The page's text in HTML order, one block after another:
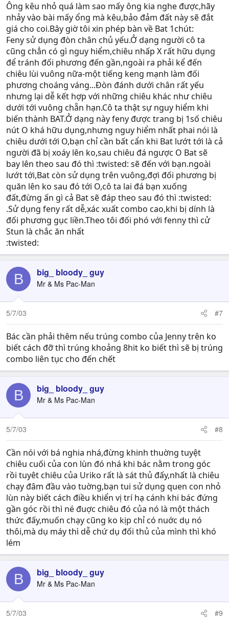
Ông kêu nhỏ quá làm sao mấy ông kia nghe được,hãy
nhảy vào bài mấy ổng mà kêu,bảo đảm đất này sẽ đắt
giá cho coi.Bây giờ tôi xin phép bàn về Bat 1chút:
Feny sử dụng đòn chân chủ yếu.Ở dạng người cô ta
cũng chẳn có gì nguy hiểm,chiêu nhấp X rất hữu dụng
để tránh đối phương đến gần,ngoài ra phải kể đến
chiêu lùi vuông nữa-một tiếng keng mạnh làm đối
phương choáng váng...Đòn đánh dưới chân rất yếu
nhưng lại dễ kết hợp với những chiêu khác như chiêu
dưới tới vuông chẵn hạn.Cô ta thật sự nguy hiểm khi
biến thành BAT.Ở dạng này feny được trang bị 1số chiêu
nút O khá hữu dụng,nhưng nguy hiểm nhất phai nói là
chiêu dưới tới O,bạn chỉ cần bất cẩn khi Bat lướt tới là cả
người đã bị xoáy lên ko,sau chiêu đá ngược O Bat sẽ
bay lên theo sau đó thì :twisted: sẽ đến với bạn.ngoài
lướt tới,Bat còn sử dụng trên vuông,đợi đối phương bị
quăn lên ko sau đó tới O,cô ta lai đá bạn xuống
đất,đừng ấn gì cả Bat sẽ đáp theo sau đó thì :twisted:
.Sử dụng feny rất dễ,xác xuất combo cao,khi bị dính là
đối phương gục liền.Theo tôi đối phó với fenny thì cử
Stun là chắc ăn nhất
:twisted:
B big_ bloody_ guy
Mr & Ms Pac-Man
5/7/03 #7
Bác cần phải thêm nếu trúng combo của Jenny trên ko
biết cách đỡ thì trúng khoảng 8hit ko biết thì sẽ bị trúng
combo liên tục cho đến chết
B big_ bloody_ guy
Mr & Ms Pac-Man
5/7/03 #8
Cần nói với bá nghia nhá,đừng khinh thuờng tuyệt
chiêu cuối của con lùn đó nhá khi bác nằm trong góc
rồi tuyêt chiêu của Uriko rất là sát thủ đấy,nhất là chiêu
chạy đâm đầu vào tuờng,bạn tui sử dụng quen con nhỏ
lùn này biết cách điều khiển vị trí hạ cánh khi bác đứng
gần góc rồi thì né đuợc chiêu đó của nó là một thách
thức đấy,muốn chạy cũng ko kịp chỉ có nuớc dụ nó
thôi,mà dụ máy thì dễ chứ dụ đối thủ của mình thì khó
lém
B big_ bloody_ guy
Mr & Ms Pac-Man
5/7/03 #9